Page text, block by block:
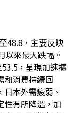
48.8，主要反映
以來最大跌幅。
，呈現加速擴
和消費持續回
本外需疲弱、
性有所降溫，加